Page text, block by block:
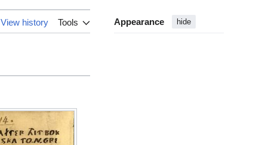
View history Tools Appearance hide